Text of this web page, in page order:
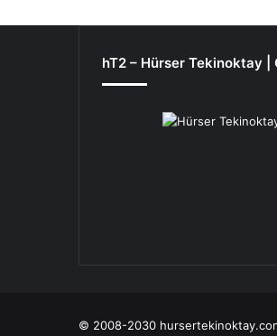
hT2 – Hürser Tekinoktay |
© 2008-2030